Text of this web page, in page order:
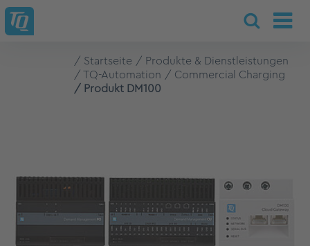
Startseite
Produkte & Dienstleistungen
TQ-Automation
Commercial Charging
Produkt DM100